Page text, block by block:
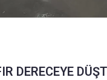
DERECEYE